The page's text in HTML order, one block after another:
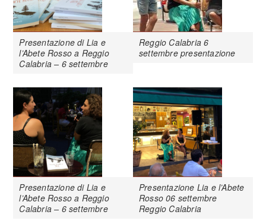
Presentazione di Lia e
l’Abete Rosso a Reggio
Calabria – 6 settembre
Reggio Calabria 6
settembre presentazione
Presentazione di Lia e
l’Abete Rosso a Reggio
Calabria – 6 settembre
Presentazione Lia e l’Abete
Rosso 06 settembre
Reggio Calabria